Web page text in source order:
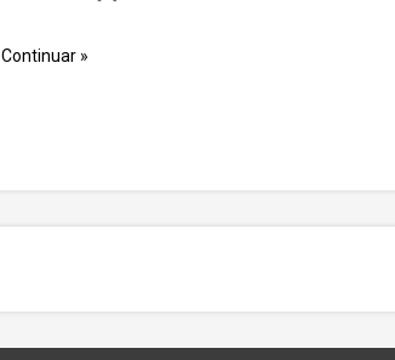
Continuar »